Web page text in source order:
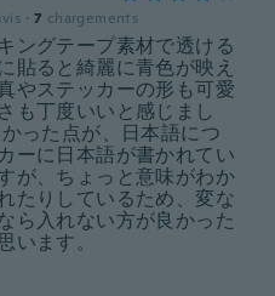
· 7 chargements
ングテープ素材で透ける
貼ると綺麗に青色が映え
やステッカーの形も可愛
も丁度いいと感じまし
った点が、日本語につ
ーに日本語が書かれてい
が、ちょっと意味がわか
たりしているため、変な
ら入れない方が良かった
います。